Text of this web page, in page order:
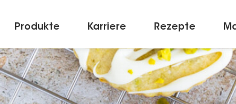
Produkte Karriere Rezepte